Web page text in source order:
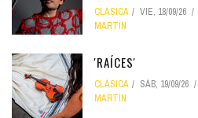
CLÁSICA VIE, 18/09/26
MARTÍN
'RAÍCES'
CLÁSICA SÁB, 19/09/26
MARTÍN